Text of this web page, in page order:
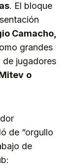
. El bloque
Camacho,
grandes
de jugadores
o
de “orgullo
de